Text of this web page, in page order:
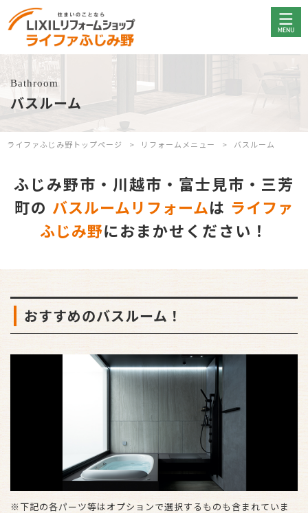
Bathroom
バスルーム
ライファふじみ野トップページ リフォームメニュー バスルーム
ふじみ野市・川越市・富士見市・三芳
町の バスルームリフォームは ライファ
ふじみ野におまかせください！
おすすめのバスルーム！
※下記の各パーツ等はオプションで選択するものも含まれていま